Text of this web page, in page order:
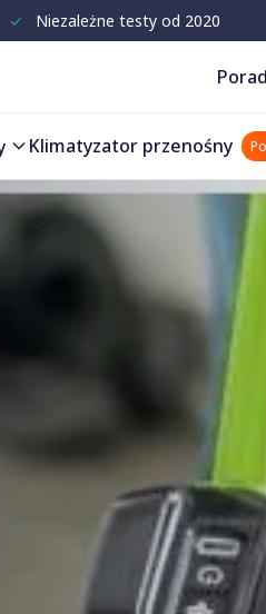
✓ Niezależne testy od 2020
Klimatyzator przenośny